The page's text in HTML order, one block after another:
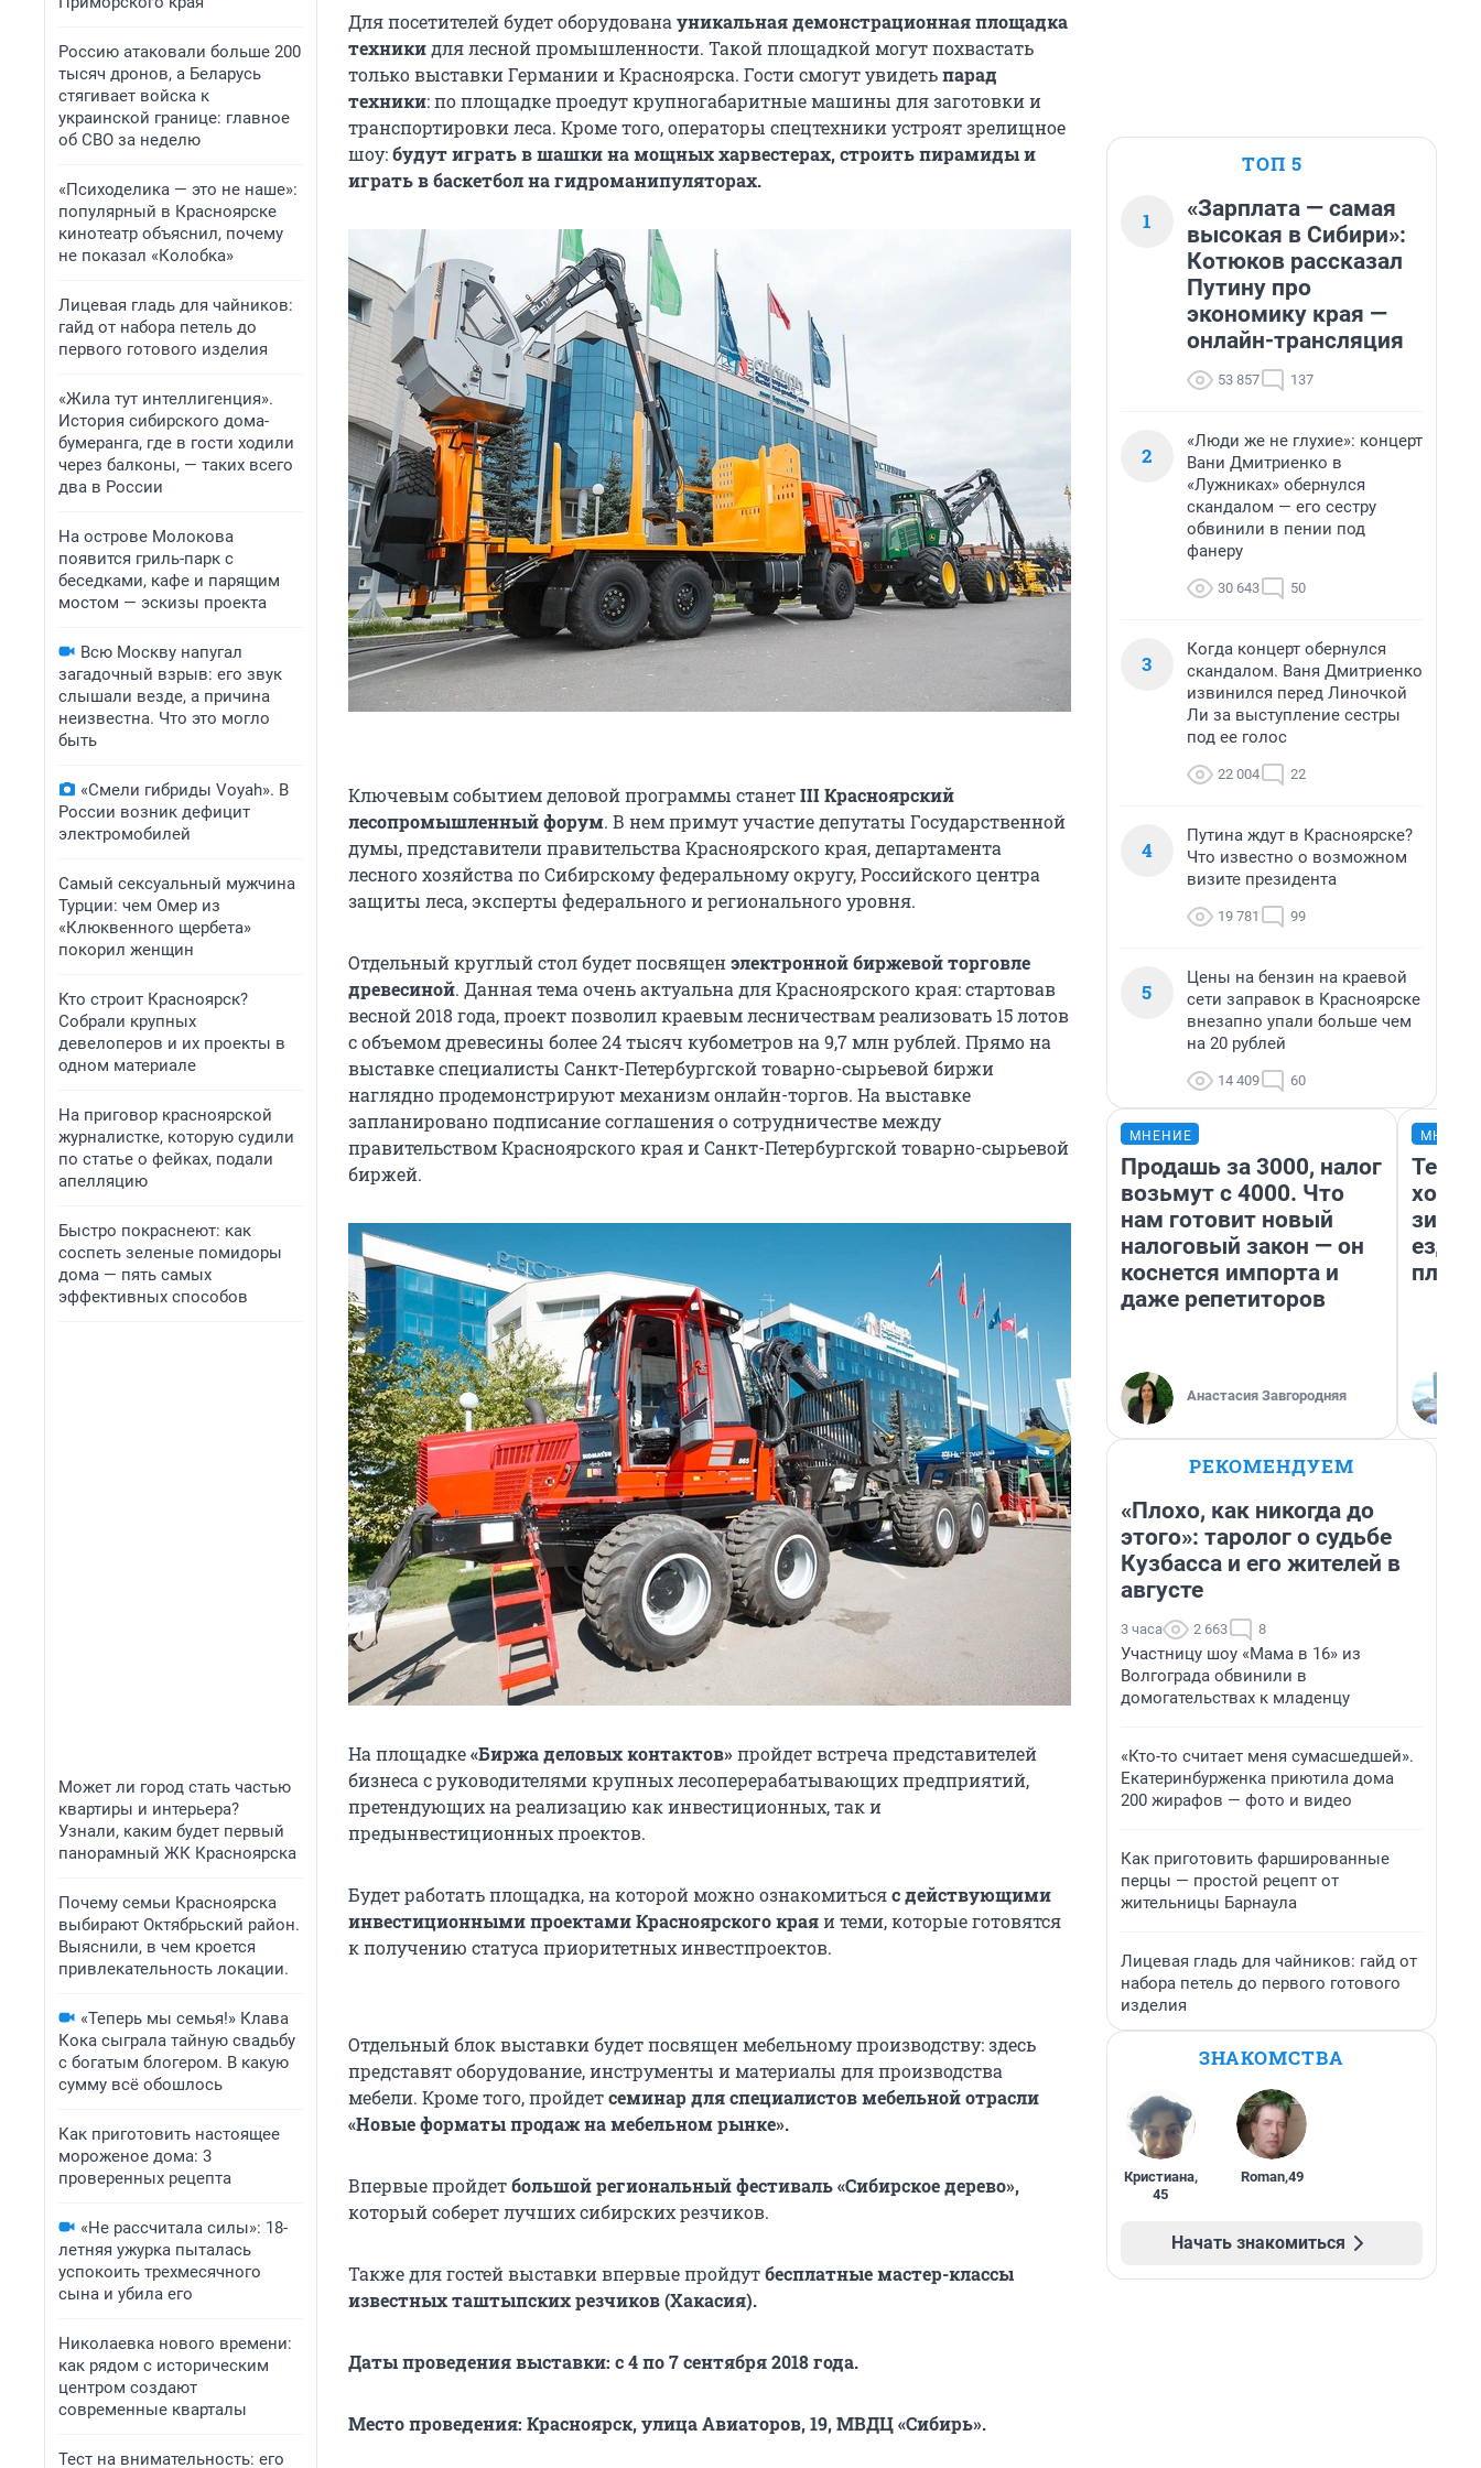
Россию атаковали больше 200
тысяч дронов, а Беларусь
стягивает войска к
украинской границе: главное
об СВО за неделю
«Психоделика — это не наше»:
популярный в Красноярске
кинотеатр объяснил, почему
не показал «Колобка»
Лицевая гладь для чайников:
гайд от набора петель до
первого готового изделия
«Жила тут интеллигенция».
История сибирского дома-
бумеранга, где в гости ходили
через балконы, — таких всего
два в России
На острове Молокова
появится гриль-парк с
беседками, кафе и парящим
мостом — эскизы проекта
Всю Москву напугал
загадочный взрыв: его звук
слышали везде, а причина
неизвестна. Что это могло
быть
«Смели гибриды Voyah». В
России возник дефицит
электромобилей
Самый сексуальный мужчина
Турции: чем Омер из
«Клюквенного щербета»
покорил женщин
Кто строит Красноярск?
Собрали крупных
девелоперов и их проекты в
одном материале
На приговор красноярской
журналистке, которую судили
по статье о фейках, подали
апелляцию
Быстро покраснеют: как
соспеть зеленые помидоры
дома — пять самых
эффективных способов
Может ли город стать частью
квартиры и интерьера?
Узнали, каким будет первый
панорамный ЖК Красноярска
Почему семьи Красноярска
выбирают Октябрьский район.
Выяснили, в чем кроется
привлекательность локации.
«Теперь мы семья!» Клава
Кока сыграла тайную свадьбу
с богатым блогером. В какую
сумму всё обошлось
Как приготовить настоящее
мороженое дома: 3
проверенных рецепта
«Не рассчитала силы»: 18-
летняя ужурка пыталась
успокоить трехмесячного
сына и убила его
Николаевка нового времени:
как рядом с историческим
центром создают
современные кварталы
Тест на внимательность: его
Для посетителей будет оборудована уникальная демонстрационная площадка
техникидля лесной промышленности. Такой площадкой могут похвастать
только выставки Германии и Красноярска. Гости смогут увидетьпарад
техники: по площадке проедут крупногабаритные машины для заготовки и
транспортировки леса. Кроме того, операторы спецтехники устроят зрелищное
шоу:будут игратьв шашки на мощных харвестерах, строить пирамиды и
играть в баскетбол на гидроманипуляторах.
Ключевым событием деловой программы станетIII Красноярский
лесопромышленный форум. В нем примут участие депутаты Государственной
думы, представители правительства Красноярского края, департамента
лесного хозяйства по Сибирскому федеральному округу, Российского центра
защиты леса, эксперты федерального и регионального уровня.
Отдельный круглый стол будет посвященэлектроннойбиржевой торговле
древесиной. Данная тема очень актуальна для Красноярского края: стартовав
весной 2018 года, проект позволил краевым лесничествам реализовать 15 лотов
с объемом древесины более 24 тысяч кубометров на 9,7 млн рублей. Прямо на
выставке специалисты Санкт-Петербургской товарно-сырьевой биржи
наглядно продемонстрируют механизм онлайн-торгов. На выставке
запланировано подписание соглашения о сотрудничестве между
правительством Красноярского края и Санкт-Петербургской товарно-сырьевой
биржей.
На площадке«Биржа деловых контактов»пройдет встреча представителей
бизнеса с руководителями крупных лесоперерабатывающих предприятий,
претендующих на реализацию как инвестиционных, так и
предынвестиционных проектов.
Будет работать площадка, на которой можно ознакомитьсяс действующими
инвестиционными проектами Красноярского краяи теми, которые готовятся
к получению статуса приоритетных инвестпроектов.
Отдельный блок выставки будет посвящен мебельному производству: здесь
представят оборудование, инструменты и материалы для производства
мебели. Кроме того, пройдетсеминар для специалистов мебельной отрасли
«Новые форматы продаж на мебельном рынке».
Впервые пройдетбольшойрегиональный фестиваль «Сибирское дерево»,
который соберет лучших сибирских резчиков.
Также для гостей выставки впервые пройдутбесплатные мастер-классы
известных таштыпских резчиков (Хакасия).
Даты проведения выставки: с 4 по 7 сентября 2018 года.
Место проведения: Красноярск, улица Авиаторов, 19, МВДЦ «Сибирь».
ТОП 5
1
«Зарплата — самая
высокая в Сибири»:
Котюков рассказал
Путину про
экономику края —
онлайн-трансляция
53 857 137
2
«Люди же не глухие»: концерт
Вани Дмитриенко в
«Лужниках» обернулся
скандалом — его сестру
обвинили в пении под
фанеру
30 643 50
3
Когда концерт обернулся
скандалом. Ваня Дмитриенко
извинился перед Линочкой
Ли за выступление сестры
под ее голос
22 004 22
4
Путина ждут в Красноярске?
Что известно о возможном
визите президента
19 781 99
5
Цены на бензин на краевой
сети заправок в Красноярске
внезапно упали больше чем
на 20 рублей
14 409 60
МНЕНИЕ
Продашь за 3000, налог
возьмут с 4000. Что
нам готовит новый
налоговый закон — он
коснется импорта и
даже репетиторов
Анастасия Завгородняя
ездит
РЕКОМЕНДУЕМ
«Плохо, как никогда до
этого»: таролог о судьбе
Кузбасса и его жителей в
августе
3 часа 2 663 8
Участницу шоу «Мама в 16» из
Волгограда обвинили в
домогательствах к младенцу
«Кто-то считает меня сумасшедшей».
Екатеринбурженка приютила дома
200 жирафов — фото и видео
Как приготовить фаршированные
перцы — простой рецепт от
жительницы Барнаула
Лицевая гладь для чайников: гайд от
набора петель до первого готового
изделия
ЗНАКОМСТВА
Кристиана,
45
Roman,49
Начать знакомиться